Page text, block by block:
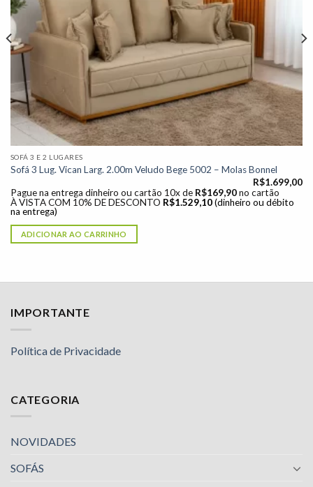
SOFÁ 3 E 2 LUGARES
Sofá 3 Lug. Vican Larg. 2.00m Veludo Bege 5002 – Molas Bonnel
R$1.699,00
Pague na entrega dinheiro ou cartão 10x de R$169,90 no cartão
À VISTA COM 10% DE DESCONTO R$1.529,10 (dinheiro ou débito
na entrega)
ADICIONAR AO CARRINHO
IMPORTANTE
Política de Privacidade
CATEGORIA
NOVIDADES
SOFÁS